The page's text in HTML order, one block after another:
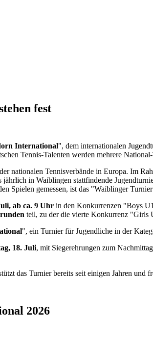
fest
International", dem internationalen
Tennis-Talenten werden mehrere
nationalen Tennisverbände in Europa. Im
in Waiblingen stattfindende
Spielen gemessen, ist das "Waiblinger
ab ca. 9 Uhr in den Konkurrenzen "Boys
teil, zu der die vierte Konkurrenz "Girls
", ein Turnier für Jugendliche in der
18. Juli, mit Siegerehrungen zum
das Turnier bereits seit einigen Jahren
2026